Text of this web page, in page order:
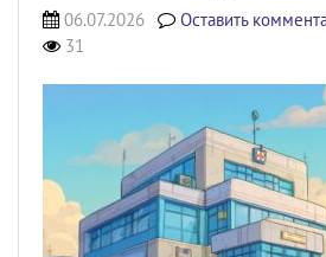
06.07.2026 Оставить
31